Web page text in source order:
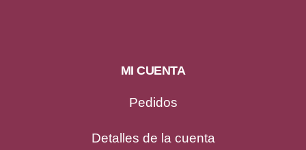
MI CUENTA
Pedidos
Detalles de la cuenta